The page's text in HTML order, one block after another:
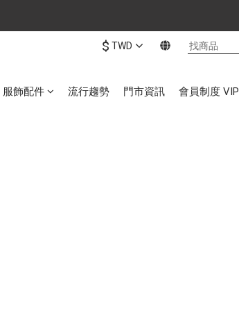
$ TWD
服飾配件 流行趨勢 門市資訊 會員制度 VIP